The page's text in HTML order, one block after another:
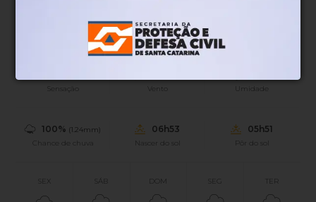
19°
Mín.19°
Sensação Vento Umidade
100% (1.24mm)
Chance de chuva
06h53
Nascer do sol
05h51
Pôr do sol
SEX SÁB DOM SEG TER